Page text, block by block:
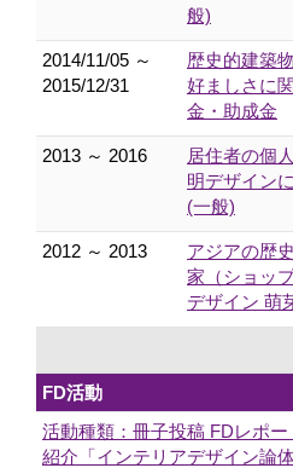
般)
2014/11/05 ～
2015/12/31
歴史的建築
好ましさに
金・助成金
2013 ～ 2016
居住者の個
明デザイン
(一般)
2012 ～ 2013
アジアの歴
家（ショッ
デザイン 萌
FD活動
活動種類：冊子投稿 FDレポ
紹介「インテリアデザイン論